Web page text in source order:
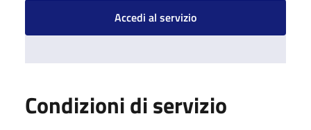
Accedi al servizio
Condizioni di servizio